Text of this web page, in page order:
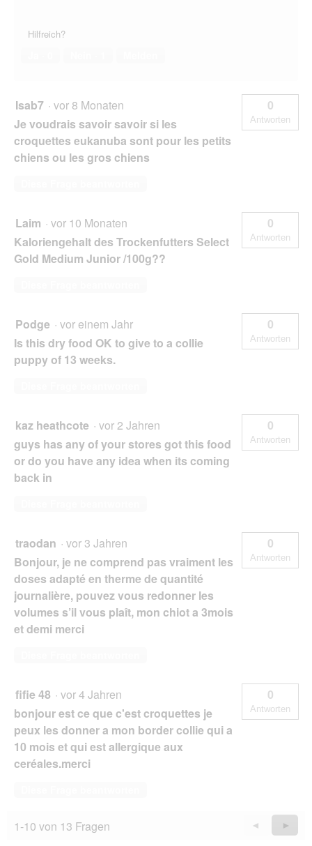
Hilfreich?
Isab7 · vor 8 Monaten
Je voudrais savoir savoir si les
croquettes eukanuba sont pour les petits
chiens ou les gros chiens
0
Antworten
Laim · vor 10 Monaten
Kaloriengehalt des Trockenfutters Select
Gold Medium Junior /100g??
0
Antworten
Podge · vor einem Jahr
Is this dry food OK to give to a collie
puppy of 13 weeks.
0
Antworten
kaz heathcote · vor 2 Jahren
guys has any of your stores got this food
or do you have any idea when its coming
back in
0
Antworten
traodan · vor 3 Jahren
Bonjour, je ne comprend pas vraiment les
doses adapté en therme de quantité
journalière, pouvez vous redonner les
volumes s’il vous plaît, mon chiot a 3mois
et demi merci
0
Antworten
fifie 48 · vor 4 Jahren
bonjour est ce que c'est croquettes je
peux les donner a mon border collie qui a
10 mois et qui est allergique aux
ceréales.merci
0
Antworten
1-10 von 13 Fragen
Zurück
Questions
◄
Weiter
►